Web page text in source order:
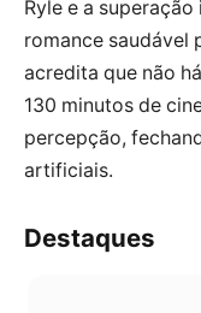
Ryle e a
romance saudável
acredita que não
130 minutos de
percepção,
artificiais.
Destaques